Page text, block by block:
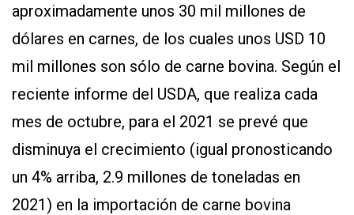
aproximadamente unos 30 mil millones de
dólares en carnes, de los cuales unos USD 10
mil millones son sólo de carne bovina. Según el
reciente informe del USDA, que realiza cada
mes de octubre, para el 2021 se prevé que
disminuya el crecimiento (igual pronosticando
un 4% arriba, 2.9 millones de toneladas en
2021) en la importación de carne bovina